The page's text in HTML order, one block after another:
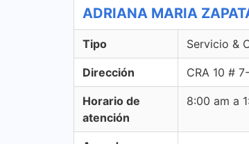
ADRIANA MARIA
Tipo Servicio &
Dirección CRA 10 #
Horario de
atención
8:00 am a